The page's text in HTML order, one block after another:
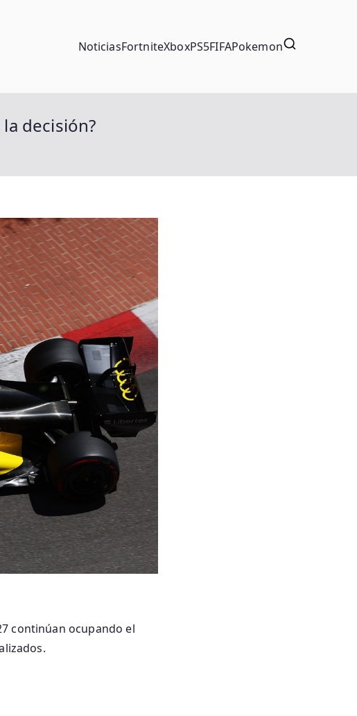
NoticiasFortniteXboxPS5FIFAPokemon
decisión?
continúan ocupando el